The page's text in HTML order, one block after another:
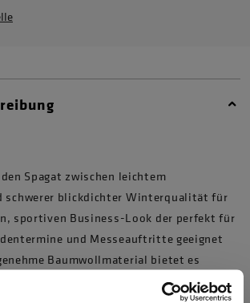
Spagat zwischen leichtem
schwerer blickdichter Winterqualität für
sportiven Business-Look der perfekt für
und Messeauftritte geeignet
Baumwollmaterial bietet es
Der Slim Fit sorgt dafür, dass das